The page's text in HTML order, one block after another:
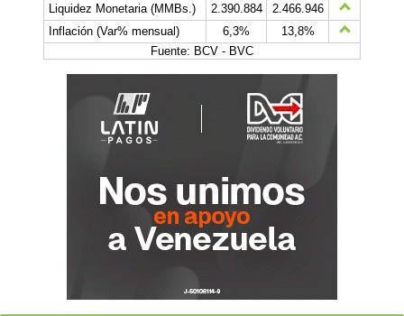
Liquidez Monetaria (MMBs.)
2.390.884
2.466.946
Inflación (Var% mensual)
6,3%
13,8%
Fuente: BCV - BVC